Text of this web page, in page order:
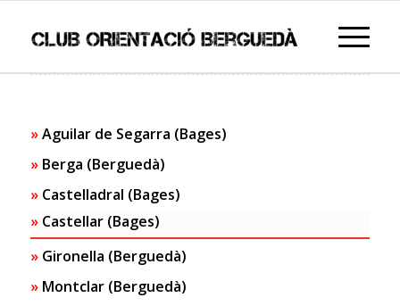
Aguilar de Segarra (Bages)
Berga (Berguedà)
Castelladral (Bages)
Castellar (Bages)
Gironella (Berguedà)
Montclar (Berguedà)